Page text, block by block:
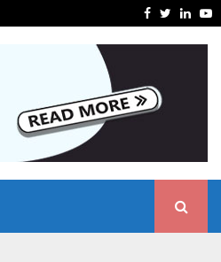
Facebook
Twitter